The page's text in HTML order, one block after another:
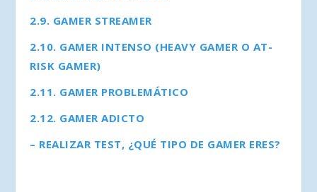
2.9. GAMER STREAMER
2.10. GAMER INTENSO (HEAVY GAMER O AT-
RISK GAMER)
2.11. GAMER PROBLEMÁTICO
2.12. GAMER ADICTO
– REALIZAR TEST, ¿QUÉ TIPO DE GAMER ERES?